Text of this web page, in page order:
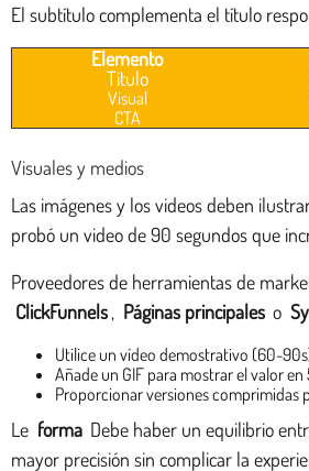
El subtítulo complementa el título
Elemento
Título
Visual
CTA
Visuales y medios
Las imágenes y los videos deben
probó un video de 90 segundos que
Proveedores de herramientas de
ClickFunnels , Páginas principales o
Utilice un vídeo demostrativo (60-
Añade un GIF para mostrar el valor en
Proporcionar versiones comprimidas
Le forma Debe haber un equilibrio
mayor precisión sin complicar la